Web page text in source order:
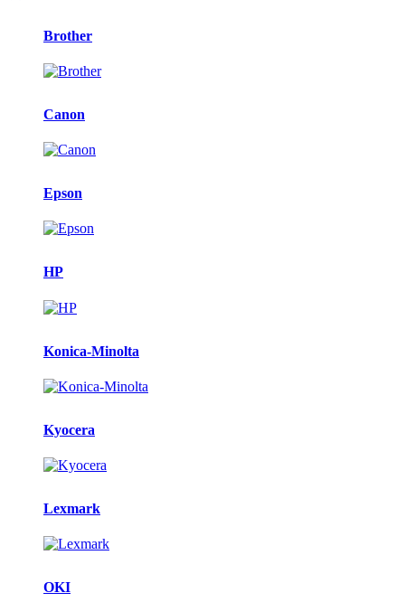
Карусель
брендов
Brother
Canon
Epson
HP
Konica-Minolta
Kyocera
Lexmark
OKI